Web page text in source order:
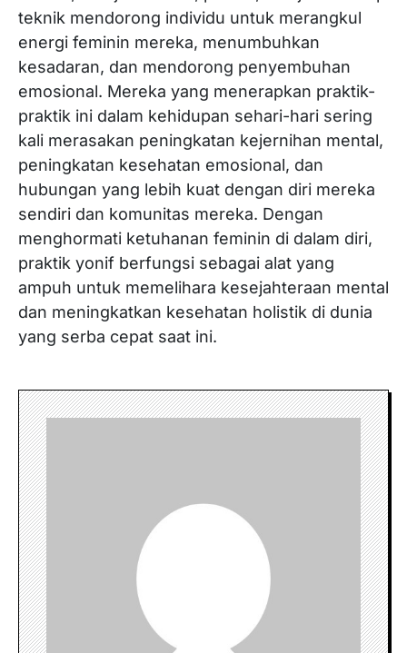
teknik mendorong individu untuk merangkul
energi feminin mereka, menumbuhkan
kesadaran, dan mendorong penyembuhan
emosional. Mereka yang menerapkan praktik-
praktik ini dalam kehidupan sehari-hari sering
kali merasakan peningkatan kejernihan mental,
peningkatan kesehatan emosional, dan
hubungan yang lebih kuat dengan diri mereka
sendiri dan komunitas mereka. Dengan
menghormati ketuhanan feminin di dalam diri,
praktik yonif berfungsi sebagai alat yang
ampuh untuk memelihara kesejahteraan mental
dan meningkatkan kesehatan holistik di dunia
yang serba cepat saat ini.